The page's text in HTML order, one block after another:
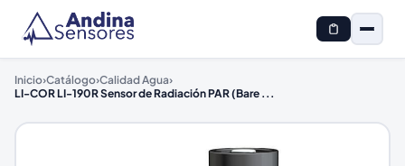
Inicio›Catálogo›Calidad Agua›
LI-COR LI-190R Sensor de Radiación PAR (Bare ...